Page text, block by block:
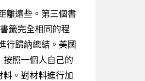
離遠些。第三個書
籤完全相同的程
行歸納總結。美國
按照一個人自己的
。對材料進行加